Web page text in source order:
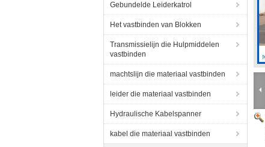
Gebundelde Leiderkatrol
Het vastbinden van Blokken
Transmissielijn die Hulpmiddelen
vastbinden
machtslijn die materiaal vastbinden
leider die materiaal vastbinden
Hydraulische Kabelspanner
kabel die materiaal vastbinden